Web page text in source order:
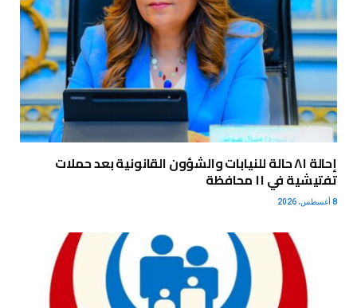
إحالة ٨١ حالة للنيابات والشؤون القانونية بعد حملات
تفتيشية في ١١ محافظة
8 أغسطس، 2026